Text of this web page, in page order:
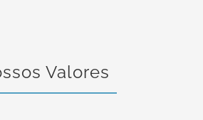
Valores